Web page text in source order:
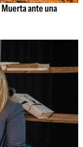
Muerta ante una